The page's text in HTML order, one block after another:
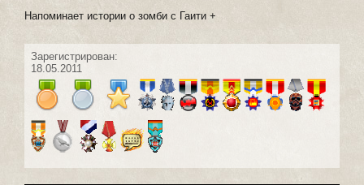
Напоминает истории о зомби с Гаити +
Зарегистрирован:
18.05.2011